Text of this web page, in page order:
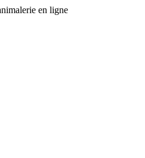
en ligne